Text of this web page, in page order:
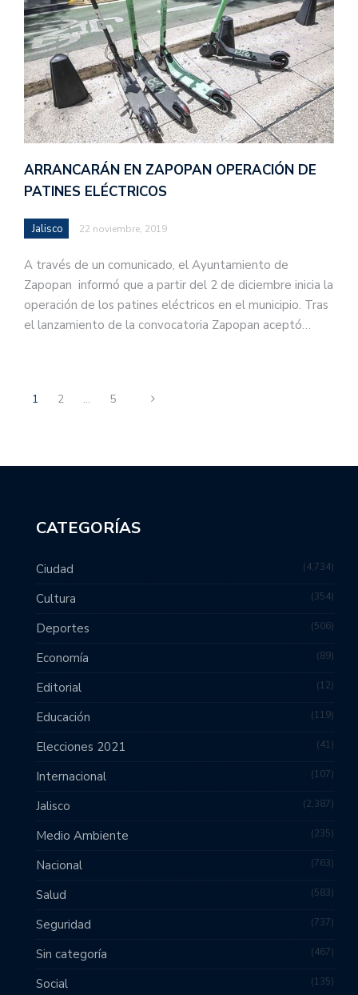
ARRANCARÁN EN ZAPOPAN OPERACIÓN DE
PATINES ELÉCTRICOS
Jalisco 22 noviembre, 2019
A través de un comunicado, el Ayuntamiento de
Zapopan informó que a partir del 2 de diciembre inicia la
operación de los patines eléctricos en el municipio. Tras
el lanzamiento de la convocatoria Zapopan aceptó…
1 2 … 5
CATEGORÍAS
Ciudad 4,734
Cultura 354
Deportes 506
Economía 89
Editorial 12
Educación 119
Elecciones 2021 41
Internacional 107
Jalisco 2,387
Medio Ambiente 235
Nacional 763
Salud 583
Seguridad 737
Sin categoría 467
Social 135